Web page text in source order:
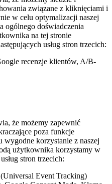
związane z kliknięciami i
w celu optymalizacji naszej
ogólnego doświadczenia
na tej stronie
usług stron trzecich:
recenzje klientów, A/B-
że możemy zapewnić
poza funkcje
korzystanie z naszej
użytkownika korzystamy w
stron trzecich:
Event Tracking)